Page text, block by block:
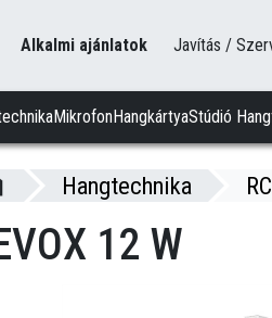
Alkalmi ajánlatok Javítás /
MikrofonHangkártyaStúdió
Hangtechnika
12 W